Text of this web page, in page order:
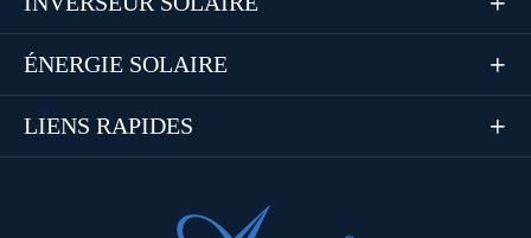
ÉNERGIE SOLAIRE 
LIENS RAPIDES 